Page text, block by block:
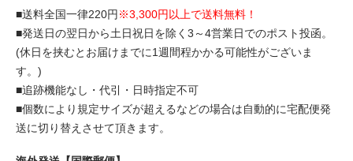
■送料全国一律220円 ※3,300円以上で送料無料！
■発送日の翌日から土日祝日を除く3～4営業日でのポスト投函。
(休日を挟むとお届けまでに1週間程かかる可能性がございま
す。)
■追跡機能なし・代引・日時指定不可
■個数により規定サイズが超えるなどの場合は自動的に宅配便発
送に切り替えさせて頂きます。